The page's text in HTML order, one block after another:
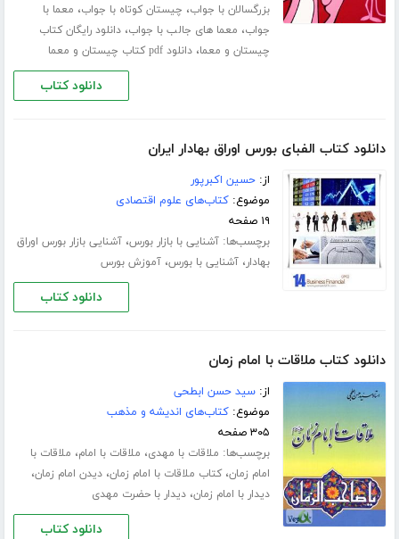
بزرگسالان با جواب، چیستان کوتاه با جواب، معما با
جواب، معما های جالب با جواب،دانلود رایگان کتاب
چیستان و معما،دانلود pdf کتاب چیستان و معما
دانلود کتاب
دانلود کتاب الفبای بورس اوراق بهادار ایران
از:حسین اکبرپور
موضوع:کتاب‌های علوم اقتصادی
۱۹ صفحه
برچسب‌ها:آشنایی با بازار بورس،آشنایی بازار بورس اوراق
بهادار،آشنایی با بورس،آموزش بورس
دانلود کتاب
دانلود کتاب ملاقات با امام زمان
از:سید حسن ابطحی
موضوع:کتاب‌های اندیشه و مذهب
۳۰۵ صفحه
برچسب‌ها: ملاقات با مهدی، ملاقات با امام، ملاقات با
امام زمان،کتاب ملاقات با امام زمان،دیدن امام زمان،
دیدار با امام زمان،دیدار با حضرت مهدی
دانلود کتاب